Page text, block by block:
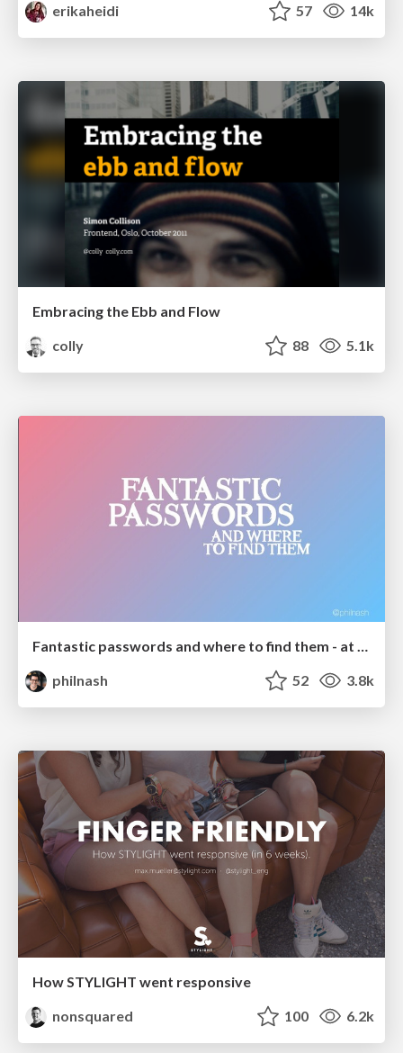
erikaheidi
57 14k
Embracing the Ebb and Flow
colly
88 5.1k
Fantastic passwords and where to find them - at NoRuKo
philnash
52 3.8k
How STYLIGHT went responsive
nonsquared
100 6.2k